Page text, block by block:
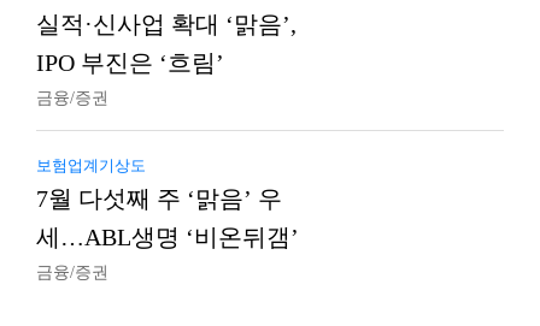
실적·신사업 확대 ‘맑음’,
IPO 부진은 ‘흐림’
금융/증권
보험업계기상도
7월 다섯째 주 ‘맑음’ 우
세…ABL생명 ‘비온뒤갬’
금융/증권